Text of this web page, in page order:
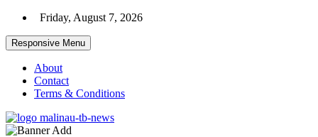
Skip
content
Friday, August 7, 2026
Responsive Menu
About
Contact
Terms & Conditions